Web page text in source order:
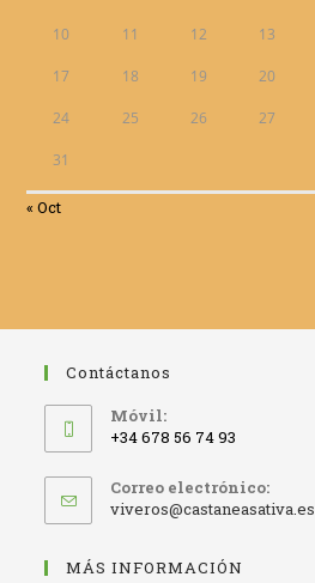
10 11 12 13
17 18 19 20
24 25 26 27
31
« Oct
Contáctanos
Móvil:
+34 678 56 74 93
Correo electrónico:
viveros@castaneasativa.es
MÁS INFORMACIÓN